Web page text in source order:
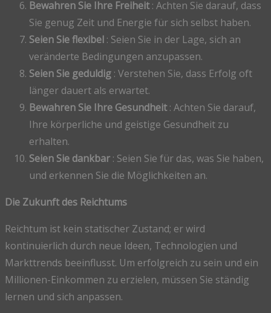
Bewahren Sie Ihre Freiheit: Achten Sie darauf, dass
Sie genug Zeit und Energie für sich selbst haben.
Seien Sie flexibel : Seien Sie in der Lage, sich an
veränderte Bedingungen anzupassen.
Seien Sie geduldig : Verstehen Sie, dass Erfolg oft
länger dauert als erwartet.
Bewahren Sie Ihre Gesundheit: Achten Sie darauf,
Ihre körperliche und geistige Gesundheit zu
erhalten.
Seien Sie dankbar : Seien Sie für das, was Sie haben,
und erkennen Sie die Möglichkeiten an.
Die Zukunft des Reichtums
Reichtum ist kein statischer Zustand; er wird
kontinuierlich durch neue Ideen, Technologien und
Markttrends beeinflusst. Um erfolgreich zu sein und ein
Millionen-Einkommen zu erzielen, müssen Sie ständig
lernen und sich anpassen.